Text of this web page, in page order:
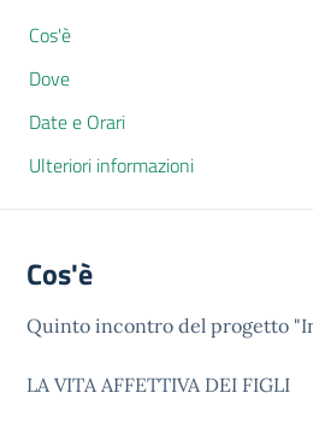
Cos'è
Dove
Date e Orari
Ulteriori informazioni
Cos'è
Quinto incontro del progetto
LA VITA AFFETTIVA DEI FIGLI